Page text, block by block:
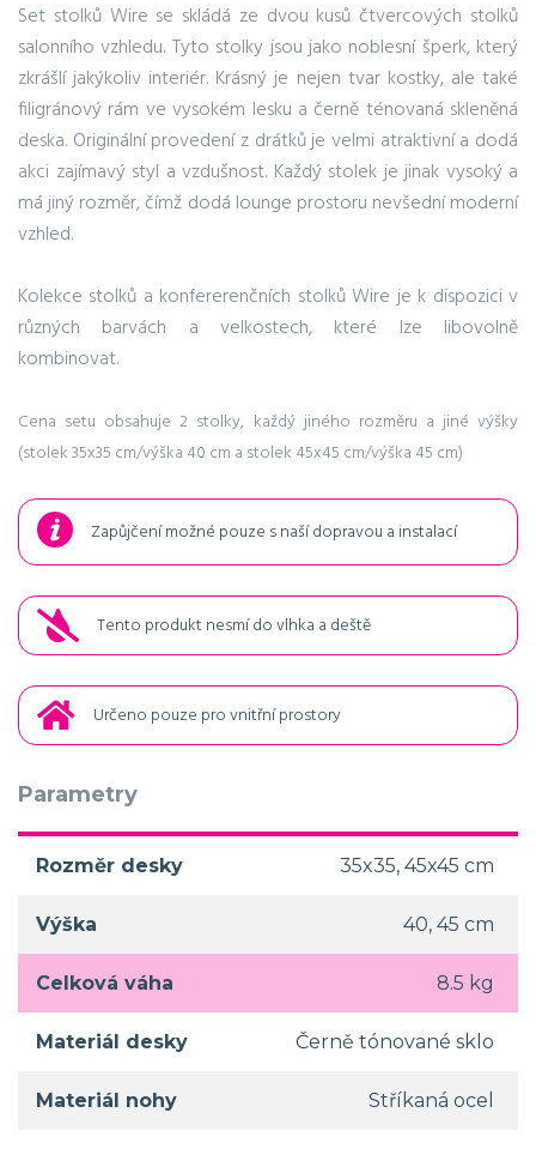
Set stolků Wire se skládá ze dvou kusů čtvercových stolků
salonního vzhledu. Tyto stolky jsou jako noblesní šperk, který
zkrášlí jakýkoliv interiér. Krásný je nejen tvar kostky, ale také
filigránový rám ve vysokém lesku a černě ténovaná skleněná
deska. Originální provedení z drátků je velmi atraktivní a dodá
akci zajímavý styl a vzdušnost. Každý stolek je jinak vysoký a
má jiný rozměr, čímž dodá lounge prostoru nevšední moderní
vzhled.
Kolekce stolků a konfererenčních stolků Wire je k dispozici v
různých barvách a velkostech, které lze libovolně
kombinovat.
Cena setu obsahuje 2 stolky, každý jiného rozměru a jiné výšky
(stolek 35x35 cm/výška 40 cm a stolek 45x45 cm/výška 45 cm)
Zapůjčení možné pouze s naší dopravou a instalací
Tento produkt nesmí do vlhka a deště
Určeno pouze pro vnitřní prostory
Parametry
Rozměr desky 35x35, 45x45 cm
Výška 40, 45 cm
Celková váha 8.5 kg
Materiál desky Černě tónované sklo
Materiál nohy Stříkaná ocel